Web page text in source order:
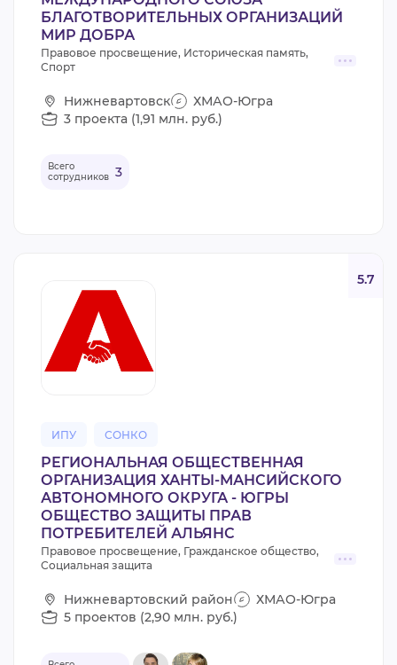
БЛАГОТВОРИТЕЛЬНЫХ ОРГАНИЗАЦИЙ
МИР ДОБРА
Правовое просвещение, Историческая память,
Спорт
Нижневартовск
ХМАО-Югра
3 проекта (1,91 млн. руб.)
Всего
сотрудников 3
ИПУ СОНКО
5.7
РЕГИОНАЛЬНАЯ ОБЩЕСТВЕННАЯ
ОРГАНИЗАЦИЯ ХАНТЫ-МАНСИЙСКОГО
АВТОНОМНОГО ОКРУГА - ЮГРЫ
ОБЩЕСТВО ЗАЩИТЫ ПРАВ
ПОТРЕБИТЕЛЕЙ АЛЬЯНС
Правовое просвещение, Гражданское общество,
Социальная защита
Нижневартовский район
ХМАО-Югра
5 проектов (2,90 млн. руб.)